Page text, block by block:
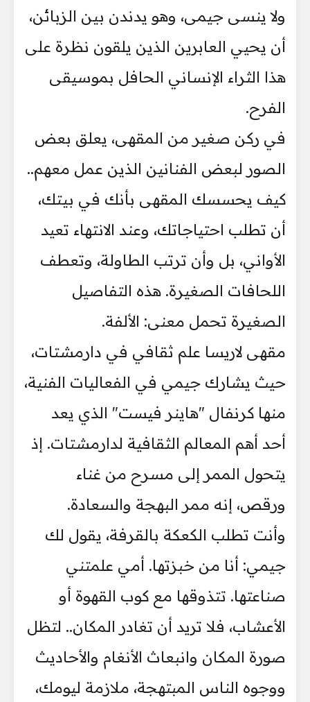
ولا ينسى جيمى، وهو يدندن بين الزبائن،
أن يحيي العابرين الذين يلقون نظرة على
هذا الثراء الإنساني الحافل بموسيقى
الفرح.
في ركن صغير من المقهى، يعلق بعض
الصور لبعض الفنانين الذين عمل معهم..
كيف يحسسك المقهى بأنك في بيتك،
أن تطلب احتياجاتك، وعند الانتهاء تعيد
الأواني، بل وأن ترتب الطاولة، وتعطف
اللحافات الصغيرة. هذه التفاصيل
الصغيرة تحمل معنى: الألفة.
مقهى لاريسا علم ثقافي في دارمشتات،
حيث يشارك جيمي في الفعاليات الفنية،
منها كرنفال "هاينر فيست" الذي يعد
أحد أهم المعالم الثقافية لدارمشتات. إذ
يتحول الممر إلى مسرح من غناء
ورقص، إنه ممر البهجة والسعادة.
وأنت تطلب الكعكة بالقرفة، يقول لك
جيمي: أنا من خبزتها. أمي علمتني
صناعتها. تتذوقها مع كوب القهوة أو
الأعشاب، فلا تريد أن تغادر المكان.. لتظل
صورة المكان وانبعاث الأنغام والأحاديث
ووجوه الناس المبتهجة، ملازمة ليومك،